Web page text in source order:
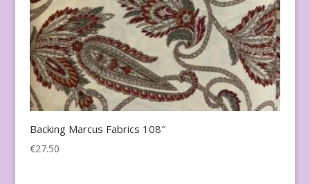
Backing Marcus Fabrics 108″
€27.50